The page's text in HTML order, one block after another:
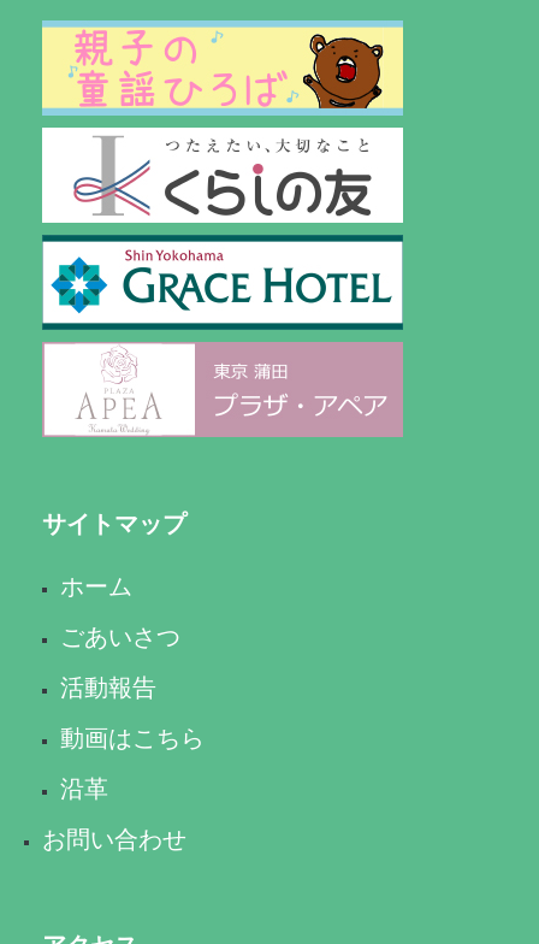
サイトマップ
ホーム
ごあいさつ
活動報告
動画はこちら
沿革
お問い合わせ